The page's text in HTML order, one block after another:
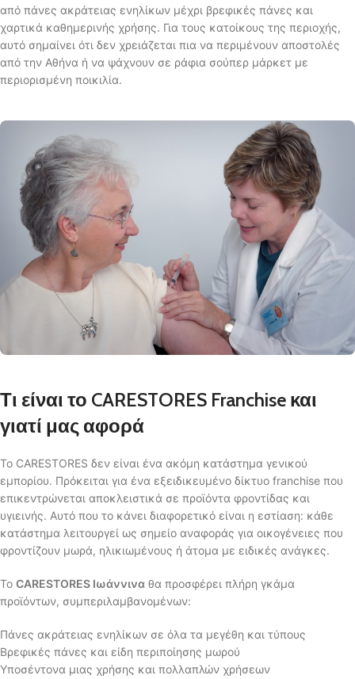
από πάνες ακράτειας ενηλίκων μέχρι βρεφικές πάνες και
χαρτικά καθημερινής χρήσης. Για τους κατοίκους της περιοχής,
αυτό σημαίνει ότι δεν χρειάζεται πια να περιμένουν αποστολές
από την Αθήνα ή να ψάχνουν σε ράφια σούπερ μάρκετ με
περιορισμένη ποικιλία.
Τι είναι το CARESTORES Franchise και
γιατί μας αφορά
Το CARESTORES δεν είναι ένα ακόμη κατάστημα γενικού
εμπορίου. Πρόκειται για ένα εξειδικευμένο δίκτυο franchise που
επικεντρώνεται αποκλειστικά σε προϊόντα φροντίδας και
υγιεινής. Αυτό που το κάνει διαφορετικό είναι η εστίαση: κάθε
κατάστημα λειτουργεί ως σημείο αναφοράς για οικογένειες που
φροντίζουν μωρά, ηλικιωμένους ή άτομα με ειδικές ανάγκες.
Το CARESTORES Ιωάννινα θα προσφέρει πλήρη γκάμα
προϊόντων, συμπεριλαμβανομένων:
Πάνες ακράτειας ενηλίκων σε όλα τα μεγέθη και τύπους
Βρεφικές πάνες και είδη περιποίησης μωρού
Υποσέντονα μιας χρήσης και πολλαπλών χρήσεων